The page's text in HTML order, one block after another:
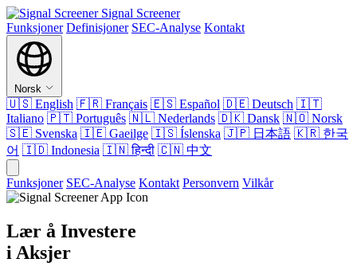
Signal Screener
Funksjoner Definisjoner SEC-Analyse Kontakt
Norsk
🇺🇸 English 🇫🇷 Français 🇪🇸 Español 🇩🇪 Deutsch 🇮🇹
Italiano 🇵🇹 Português 🇳🇱 Nederlands 🇩🇰 Dansk 🇳🇴 Norsk
🇸🇪 Svenska 🇮🇪 Gaeilge 🇮🇸 Íslenska 🇯🇵 日本語 🇰🇷 한국
어 🇮🇩 Indonesia 🇮🇳हिन्दी 🇨🇳 中文
Funksjoner SEC-Analyse Kontakt Personvern Vilkår
Lær å Investere
i Aksjer